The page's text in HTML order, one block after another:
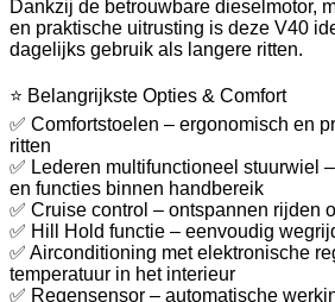
Dankzij de betrouwbare dieselmotor,
en praktische uitrusting is deze V40
dagelijks gebruik als langere ritten.
⭐ Belangrijkste Opties & Comfort
✅ Comfortstoelen – ergonomisch en
ritten
✅ Lederen multifunctioneel stuurwiel
en functies binnen handbereik
✅ Cruise control – ontspannen rijden
✅ Hill Hold functie – eenvoudig
✅ Airconditioning met elektronische
temperatuur in het interieur
✅ Regensensor – automatische